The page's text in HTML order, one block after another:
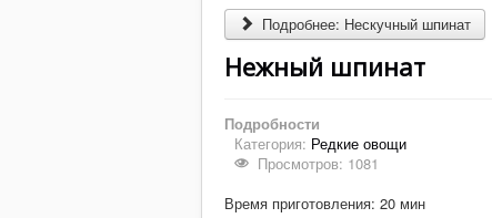
Подробнее: Нескучный шпинат
Нежный шпинат
Подробности
Категория: Редкие овощи
Просмотров: 1081
Время приготовления: 20 мин